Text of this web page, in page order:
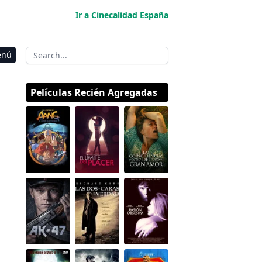
Ir a Cinecalidad España
Películas Recién Agregadas